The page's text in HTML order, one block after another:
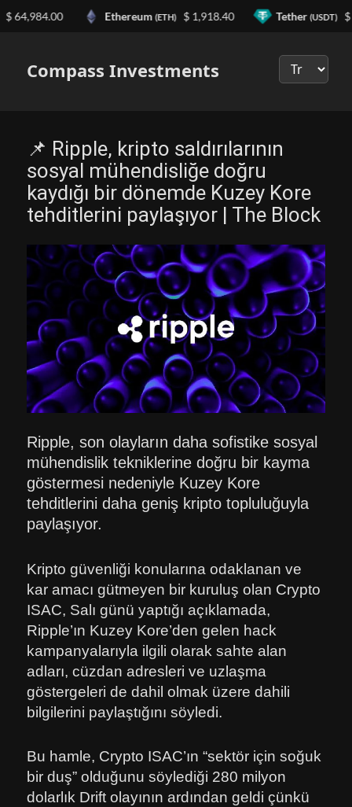
Compass Investments
📌 Ripple, kripto saldırılarının
sosyal mühendisliğe doğru
kaydığı bir dönemde Kuzey Kore
tehditlerini paylaşıyor | The Block
Ripple, son olayların daha sofistike sosyal
mühendislik tekniklerine doğru bir kayma
göstermesi nedeniyle Kuzey Kore
tehditlerini daha geniş kripto topluluğuyla
paylaşıyor.
Kripto güvenliği konularına odaklanan ve
kar amacı gütmeyen bir kuruluş olan Crypto
ISAC, Salı günü yaptığı açıklamada,
Ripple’ın Kuzey Kore’den gelen hack
kampanyalarıyla ilgili olarak sahte alan
adları, cüzdan adresleri ve uzlaşma
göstergeleri de dahil olmak üzere dahili
bilgilerini paylaştığını söyledi.
Bu hamle, Crypto ISAC’ın “sektör için soğuk
bir duş” olduğunu söylediği 280 milyon
dolarlık Drift olayının ardından geldi çünkü
Ethereum(ETH) $ 1,918.40 Tether(USDT) $